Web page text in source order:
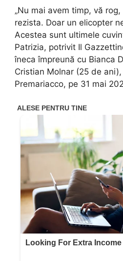
„Nu mai avem timp, vă
rezista. Doar un elicopter
Acestea sunt ultimele
Patrizia, potrivit Il
îneca împreună cu Bianca
Cristian Molnar (25 de
Premariacco, pe 31 mai